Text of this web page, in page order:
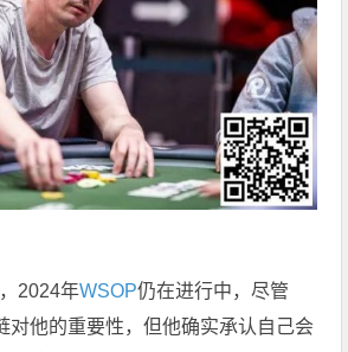
2024年WSOP仍在进行中，尽管
对他的重要性，但他确实承认自己会